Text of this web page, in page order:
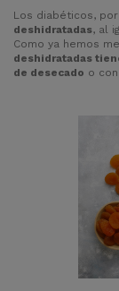
Los diabéticos,
deshidratadas, al
Como ya hemos
deshidratadas
de desecado o